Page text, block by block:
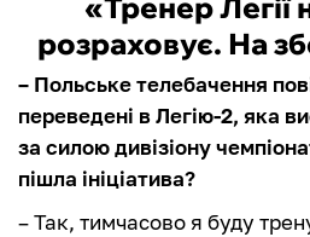
«Тренер Легії
розраховує. На
– Польське телебачення
переведені в Легію-2, яка
за силою дивізіону
пішла ініціатива?
– Так, тимчасово я буду